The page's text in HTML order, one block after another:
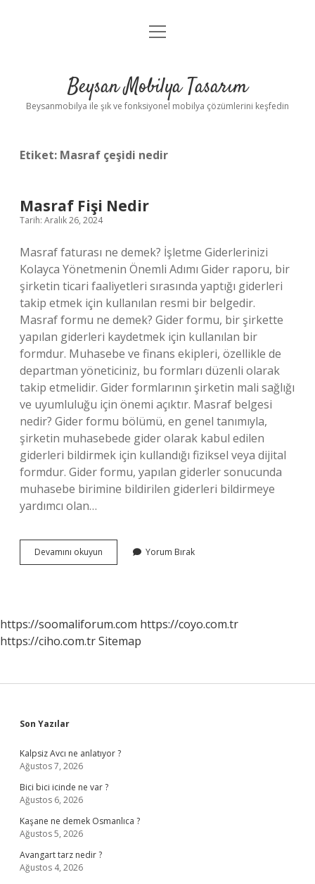
Anasayfa
Yasal Uyarı
menüyü
Beysan Mobilya Tasarım
Beysanmobilya ile şık ve fonksiyonel mobilya çözümlerini keşfedin
Etiket: Masraf çeşidi nedir
Masraf Fişi Nedir
Tarih: Aralık 26, 2024
Masraf faturası ne demek? İşletme Giderlerinizi
Kolayca Yönetmenin Önemli Adımı Gider raporu, bir
şirketin ticari faaliyetleri sırasında yaptığı giderleri
takip etmek için kullanılan resmi bir belgedir.
Masraf formu ne demek? Gider formu, bir şirkette
yapılan giderleri kaydetmek için kullanılan bir
formdur. Muhasebe ve finans ekipleri, özellikle de
departman yöneticiniz, bu formları düzenli olarak
takip etmelidir. Gider formlarının şirketin mali sağlığı
ve uyumluluğu için önemi açıktır. Masraf belgesi
nedir? Gider formu bölümü, en genel tanımıyla,
şirketin muhasebede gider olarak kabul edilen
giderleri bildirmek için kullandığı fiziksel veya dijital
formdur. Gider formu, yapılan giderler sonucunda
muhasebe birimine bildirilen giderleri bildirmeye
yardımcı olan…
Devamını okuyun
Fişi
Yorum Bırak
https://soomaliforum.com https://coyo.com.tr
https://ciho.com.trSitemap
Sidebar
Son Yazılar
Kalpsiz Avcı ne anlatıyor ?
Ağustos 7, 2026
Bici bici icinde ne var ?
Ağustos 6, 2026
Kaşane ne demek Osmanlıca ?
Ağustos 5, 2026
Avangart tarz nedir ?
Ağustos 4, 2026